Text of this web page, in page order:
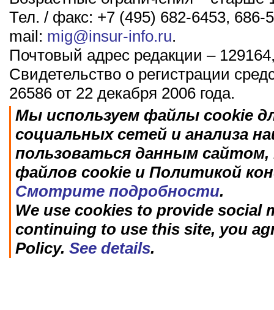
Тел. / факс: +7 (495) 682-6453, 686-
mail: mig@insur-info.ru.
Почтовый адрес редакции –
Свидетельство о регистрации
26586 от 22 декабря 2006 года.
Мы используем файлы cookie
социальных сетей и анализа
пользоваться данным
файлов cookie и Политикой
Смотрите подробности.
We use cookies to provide social
continuing to use this site, you
Policy. See details.